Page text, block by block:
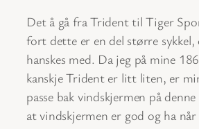
Det å gå fra Trident til Tiger
fort dette er en del større sykkel,
hanskes med. Da jeg på mine
kanskje Trident er litt liten, er
passe bak vindskjermen på
at vindskjermen er god og ha